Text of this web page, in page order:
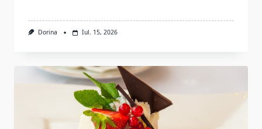
Dorina Iul. 15, 2026